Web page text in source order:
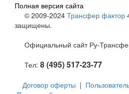
Полная версия сайта
© 2009-2024 Трансфер фактор
защищены.
Официальный сайт Ру-
Тел: 8 (495) 517-23-77
Договор оферты |